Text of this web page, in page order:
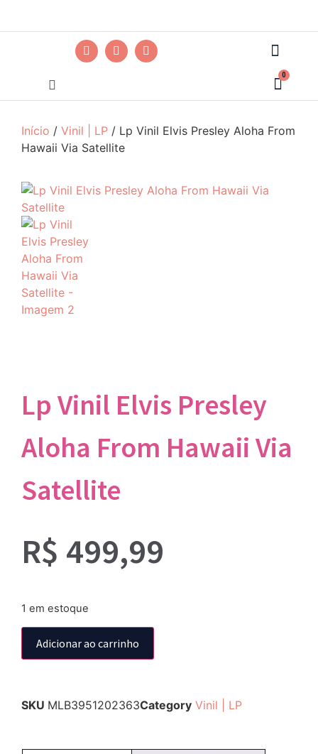
0
Início / Vinil | LP / Lp Vinil Elvis Presley Aloha From
Hawaii Via Satellite
Lp Vinil Elvis Presley
Aloha From Hawaii Via
Satellite
R$ 499,99
1 em estoque
Adicionar ao carrinho
SKU MLB3951202363Category Vinil | LP